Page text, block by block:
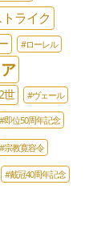
ライク
#ローレル
世 #ヴェール
#即位50周年記念
#宗教寛容令
#戴冠40周年記念